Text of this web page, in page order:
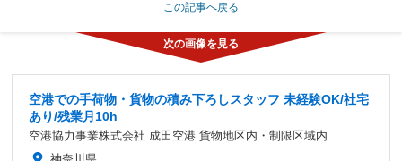
この記事へ戻る
空港での手荷物・貨物の積み下ろしスタッフ 未経験OK/社宅
あり/残業月10h
空港協力事業株式会社 成田空港 貨物地区内・制限区域内